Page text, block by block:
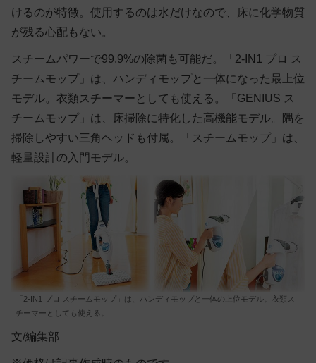
けるのが特徴。使用するのは水だけなので、床に化学物質
が残る心配もない。
スチームパワーで99.9%の除菌も可能だ。「2-IN1 プロ ス
チームモップ」は、ハンディモップと一体になった最上位
モデル。衣類スチーマーとしても使える。「GENIUS ス
チームモップ」は、床掃除に特化した高機能モデル。隅を
掃除しやすい三角ヘッドも付属。「スチームモップ」は、
軽量設計の入門モデル。
「2-IN1 プロ スチームモップ」は、ハンディモップと一体の上位モデル。衣類ス
チーマーとしても使える。
文/編集部